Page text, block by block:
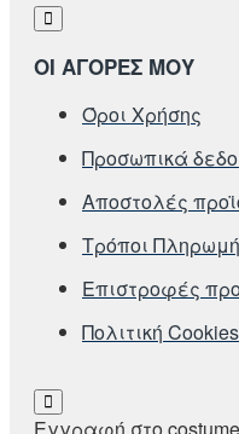
ΟΙ ΑΓΟΡΕΣ ΜΟΥ
Όροι Χρήσης
Προσωπικά
Αποστολές
Τρόποι
Επιστροφές
Πολιτική Cookies
Εγγραφή στο